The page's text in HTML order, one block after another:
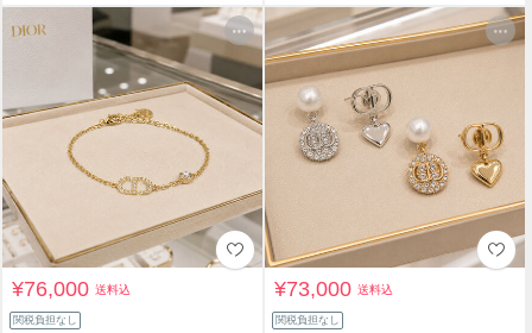
¥76,000送料込
関税負担なし
¥73,000送料込
関税負担なし